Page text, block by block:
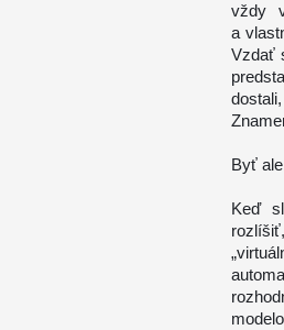
vždy
a
Vzdať
Byť
Keď